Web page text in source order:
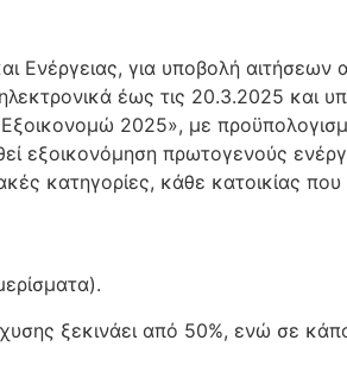
Ενέργειας, για υποβολή αιτήσεων
έως τις 20.3.2025 και
2025», με
εξοικονόμηση πρωτογενούς
κατηγορίες, κάθε κατοικίας που
ξεκινάει από 50%, ενώ σε